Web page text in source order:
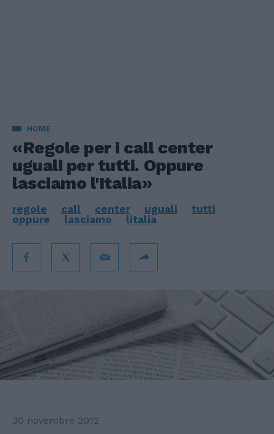
HOME
«Regole per i call center
uguali per tutti. Oppure
lasciamo l'Italia»
regole call center uguali
tutti
oppure
lasciamo litalia
30 novembre 2012